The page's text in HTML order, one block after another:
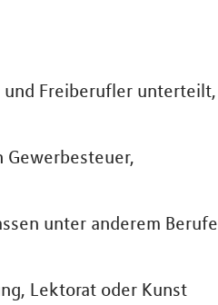
und Freiberufler unterteilt,
Gewerbesteuer,
unter anderem Berufe
Lektorat oder Kunst